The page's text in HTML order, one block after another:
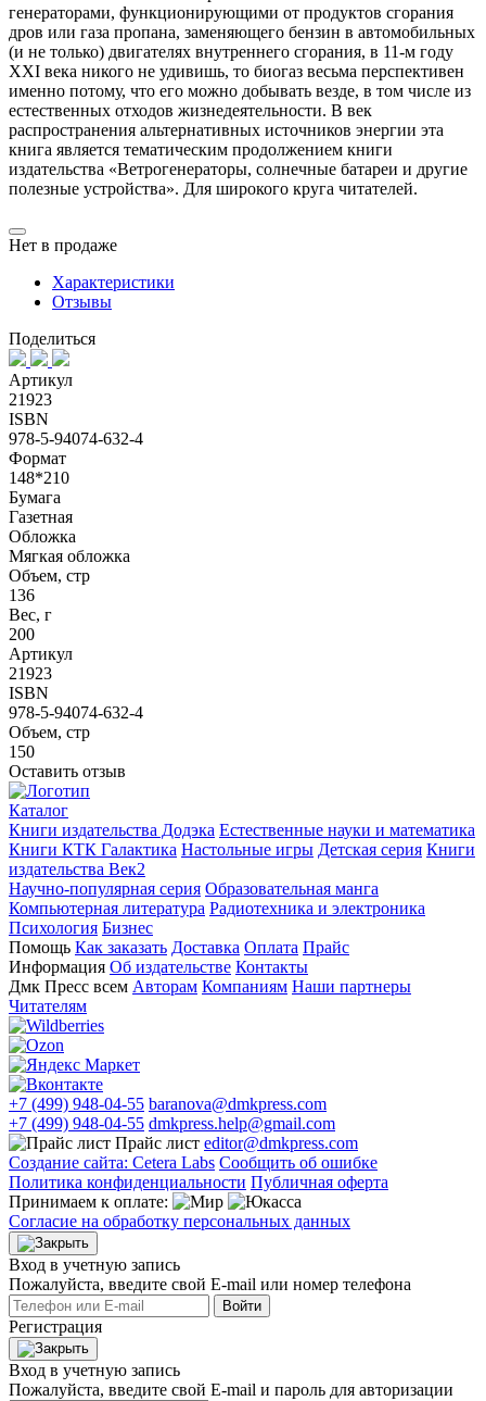
генераторами, функционирующими от продуктов сгорания
дров или газа пропана, заменяющего бензин в автомобильных
(и не только) двигателях внутреннего сгорания, в 11-м году
XXI века никого не удивишь, то биогаз весьма перспективен
именно потому, что его можно добывать везде, в том числе из
естественных отходов жизнедеятельности. В век
распространения альтернативных источников энергии эта
книга является тематическим продолжением книги
издательства «Ветрогенераторы, солнечные батареи и другие
полезные устройства». Для широкого круга читателей.
Нет в продаже
Характеристики
Отзывы
Поделиться
Артикул
21923
ISBN
978-5-94074-632-4
Формат
148*210
Бумага
Газетная
Обложка
Мягкая обложка
Объем, стр
136
Вес, г
200
Артикул
21923
ISBN
978-5-94074-632-4
Объем, стр
150
Оставить отзыв
Каталог
Книги издательства Додэка Естественные науки и математика
Книги КТК Галактика Настольные игры Детская серия Книги
издательства Век2
Научно-популярная серия Образовательная манга
Компьютерная литература Радиотехника и электроника
Психология Бизнес
Помощь Как заказать Доставка Оплата Прайс
Информация Об издательстве Контакты
Дмк Пресс всем Авторам Компаниям Наши партнеры
Читателям
+7 (499) 948-04-55 baranova@dmkpress.com
+7 (499) 948-04-55 dmkpress.help@gmail.com
Прайс лист editor@dmkpress.com
Создание сайта: Cetera Labs Сообщить об ошибке
Политика конфиденциальности Публичная оферта
Принимаем к оплате:
Согласие на обработку персональных данных
Вход в учетную запись
Пожалуйста, введите свой E‑mail или номер телефона
Войти
Регистрация
Вход в учетную запись
Пожалуйста, введите свой E‑mail и пароль для авторизации